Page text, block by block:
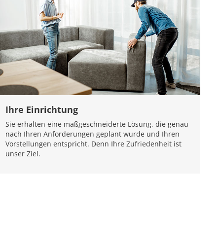
Ihre Einrichtung
Sie erhalten eine maßgeschneiderte Lösung, die genau
nach Ihren Anforderungen geplant wurde und Ihren
Vorstellungen entspricht. Denn Ihre Zufriedenheit ist
unser Ziel.